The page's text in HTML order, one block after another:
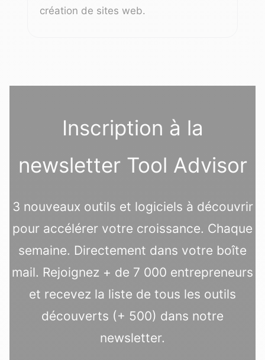
création de sites web.
Inscription à la
newsletter Tool Advisor
3 nouveaux outils et logiciels à découvrir
pour accélérer votre croissance. Chaque
semaine. Directement dans votre boîte
mail. Rejoignez + de 7 000 entrepreneurs
et recevez la liste de tous les outils
découverts (+ 500) dans notre
newsletter.